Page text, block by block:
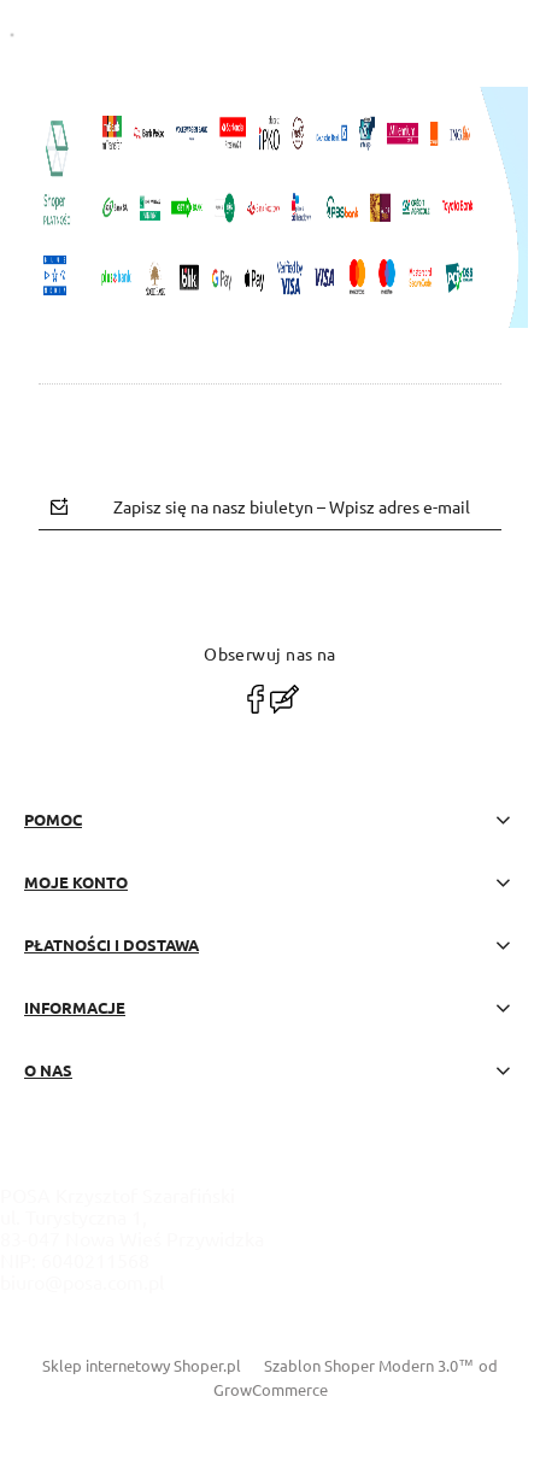
Zapisz się na nasz biuletyn – Wpisz adres e-mail
Obserwuj nas na
POMOC
MOJE KONTO
PŁATNOŚCI I DOSTAWA
INFORMACJE
O NAS
Sklep internetowy Shoper.pl Szablon Shoper Modern 3.0™ od
GrowCommerce